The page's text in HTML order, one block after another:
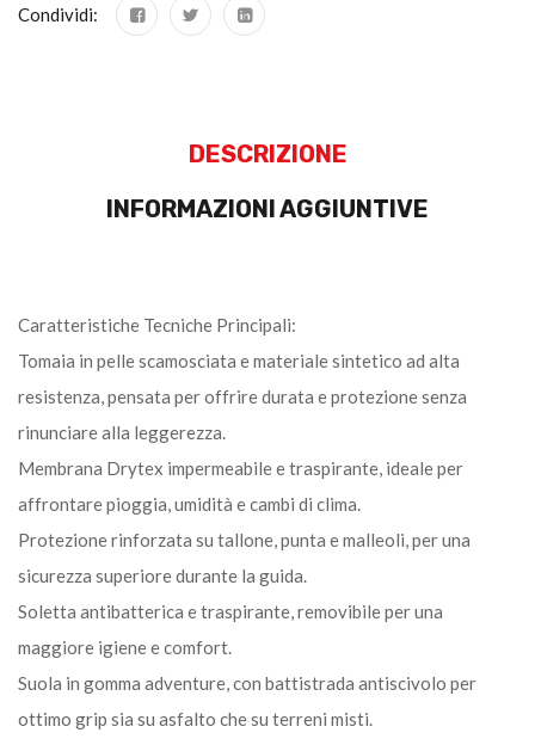
Condividi:
DESCRIZIONE
INFORMAZIONI AGGIUNTIVE
Caratteristiche Tecniche Principali:
Tomaia in pelle scamosciata e materiale sintetico ad alta
resistenza, pensata per offrire durata e protezione senza
rinunciare alla leggerezza.
Membrana Drytex impermeabile e traspirante, ideale per
affrontare pioggia, umidità e cambi di clima.
Protezione rinforzata su tallone, punta e malleoli, per una
sicurezza superiore durante la guida.
Soletta antibatterica e traspirante, removibile per una
maggiore igiene e comfort.
Suola in gomma adventure, con battistrada antiscivolo per
ottimo grip sia su asfalto che su terreni misti.